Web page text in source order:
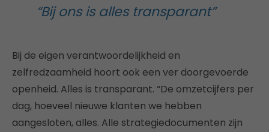
“Bij ons is alles transparant”
Bij de eigen verantwoordelijkheid en
zelfredzaamheid hoort ook een ver doorgevoerde
openheid. Alles is transparant. “De omzetcijfers per
dag, hoeveel nieuwe klanten we hebben
aangesloten, alles. Alle strategiedocumenten zijn